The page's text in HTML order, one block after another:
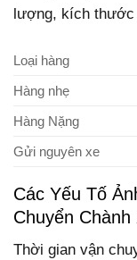
lượng, kích thước
Loại hàng
Hàng nhẹ
Hàng Nặng
Gửi nguyên xe
Các Yếu Tố
Chuyển
Thời gian vận